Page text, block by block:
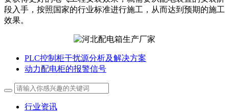
段入手，按照国家的行业标准进行施工，从而达到预期的施工
效果。
PLC控制柜干扰源分析及解决方案
动力配电柜的报警信号
行业资讯